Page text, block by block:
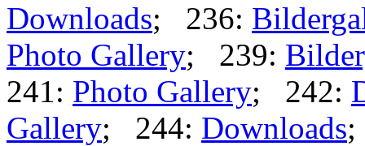
Downloads; 236:
Photo Gallery; 239:
241: Photo Gallery; 242:
Gallery; 244: Downloads